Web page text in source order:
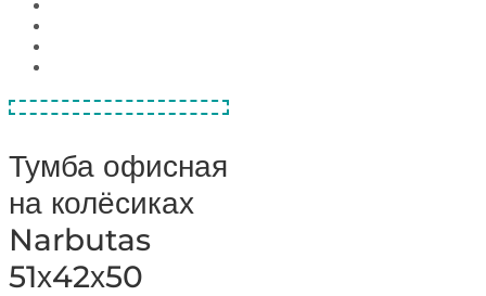
Тумба офисная
на колёсиках
Narbutas
51х42х50